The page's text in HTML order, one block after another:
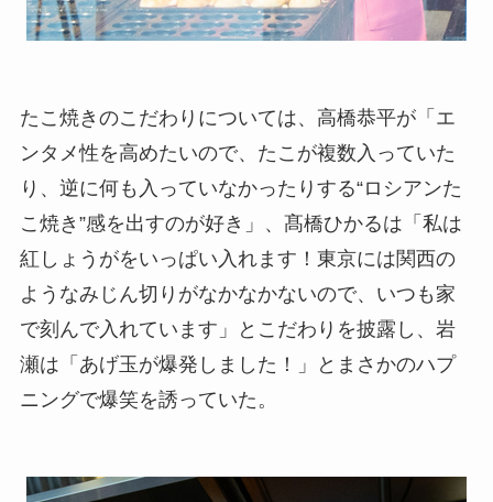
たこ焼きのこだわりについては、高橋恭平が「エ
ンタメ性を高めたいので、たこが複数入っていた
り、逆に何も入っていなかったりする“ロシアンた
こ焼き”感を出すのが好き」、髙橋ひかるは「私は
紅しょうがをいっぱい入れます！東京には関西の
ようなみじん切りがなかなかないので、いつも家
で刻んで入れています」とこだわりを披露し、岩
瀬は「あげ玉が爆発しました！」とまさかのハプ
ニングで爆笑を誘っていた。